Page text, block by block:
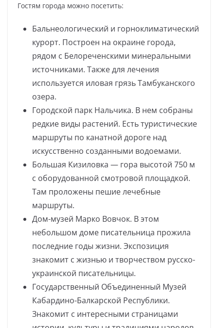
Гостям города можно посетить:
Бальнеологический и горноклиматический
курорт. Построен на окраине города,
рядом с Белореченскими минеральными
источниками. Также для лечения
используется иловая грязь Тамбуканского
озера.
Городской парк Нальчика. В нем собраны
редкие виды растений. Есть туристические
маршруты по канатной дороге над
искусственно созданными водоемами.
Большая Кизиловка — гора высотой 750 м
с оборудованной смотровой площадкой.
Там проложены пешие лечебные
маршруты.
Дом-музей Марко Вовчок. В этом
небольшом доме писательница прожила
последние годы жизни. Экспозиция
знакомит с жизнью и творчеством русско-
украинской писательницы.
Государственный Объединенный Музей
Кабардино-Балкарской Республики.
Знакомит с интересными страницами